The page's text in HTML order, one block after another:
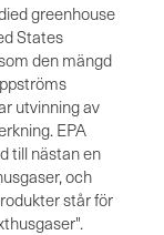
greenhouse
States
den mängd
utvinning av
EPA
till nästan en
och
står för